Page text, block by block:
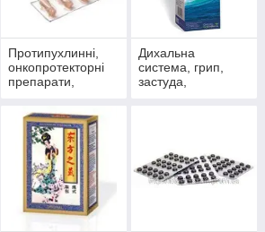
Протипухлинні,
онкопротекторні
препарати,
Дихальна
система, грип,
застуда,